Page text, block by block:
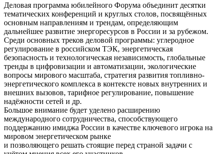
Деловая программа юбилейного Форума объединит десятки
тематических конференций и круглых столов, посвящённых
основным направлениям и трендам, определяющим
дальнейшее развитие энергоресурсов в России и за рубежом.
Среди основных треков деловой программы: углеродное
регулирование в российском ТЭК, энергетическая
безопасность и технологическая независимость, глобальные
тренды в цифровизации и автоматизации, экологические
вопросы мирового масштаба, стратегия развития топливно-
энергетического комплекса в контексте новых внутренних и
внешних вызовов, тарифное регулирование, повышение
надёжности сетей и др.
Большое внимание будет уделено расширению
международного сотрудничества, способствующего
поддержанию имиджа России в качестве ключевого игрока на
мировом энергетическом рынке
и позволяющего решать стоящие перед страной задачи с